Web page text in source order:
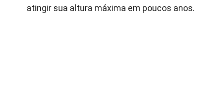
atingir sua altura máxima em poucos anos.